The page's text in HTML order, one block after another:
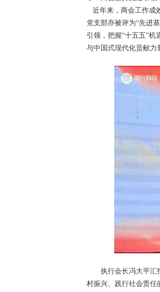
近年来，商会工作成
党支部亦被评为“先进
引领，把握“十五五”
与中国式现代化贡献力
执行会长冯大平汇
村振兴、践行社会责任